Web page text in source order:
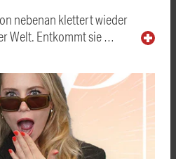
nebenan klettert wieder
Welt. Entkommt sie …